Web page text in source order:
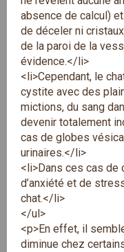
absence de calcul)
de déceler ni
de la paroi de la
évidence.</li>
<li>Cependant, le
cystite avec des
mictions, du sang
devenir totalement
cas de globes
urinaires.</li>
<li>Dans ces cas
d’anxiété et de
chat.</li>
</ul>
<p>En effet, il
diminue chez